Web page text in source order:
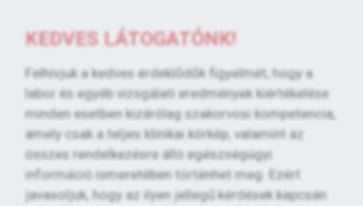
KEDVES LÁTOGATÓNK!
Felhívjuk a kedves érdeklődők figyelmét, hogy a
labor és egyéb vizsgálati eredmények kiértékelése
minden esetben kizárólag szakorvosi kompetencia,
amely csak a teljes klinikai kórkép, valamint az
összes rendelkezésre álló egészségügyi
információ ismeretében történhet meg. Ezért
javasoljuk, hogy az ilyen jellegű kérdések kapcsán